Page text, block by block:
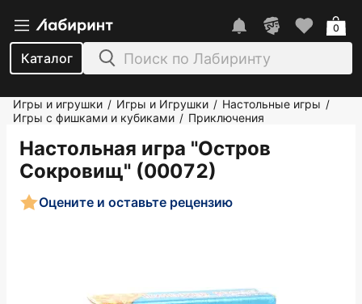
Каталог
0
Игры и игрушки / Игры и Игрушки / Настольные игры /
Игры с фишками и кубиками / Приключения
Настольная игра "Остров
Сокровищ" (00072)
Оцените и оставьте рецензию